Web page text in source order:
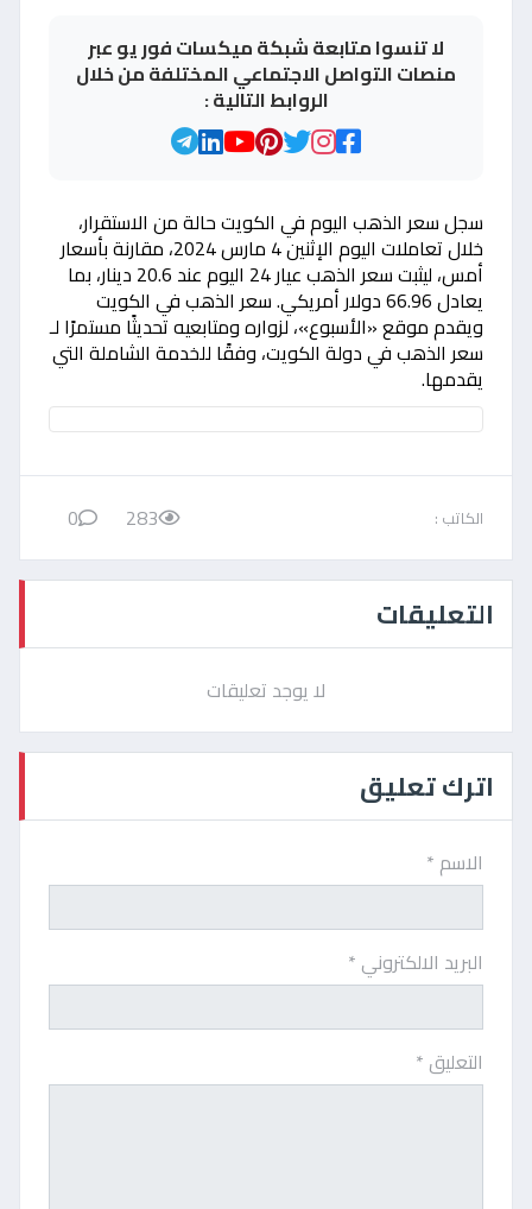
لا تنسوا متابعة شبكة ميكسات فور يو عبر
منصات التواصل الاجتماعي المختلفة من خلال
الروابط التالية :
سجل سعر الذهب اليوم في الكويت حالة من الاستقرار،
خلال تعاملات اليوم الإثنين 4 مارس 2024، مقارنة بأسعار
أمس، ليثبت سعر الذهب عيار 24 اليوم عند 20.6 دينار، بما
يعادل 66.96 دولار أمريكي. سعر الذهب في الكويت
ويقدم موقع «الأسبوع»، لزواره ومتابعيه تحديثًا مستمرًا لـ
سعر الذهب في دولة الكويت، وفقًا للخدمة الشاملة التي
يقدمها.
الكاتب : 283
0
التعليقات
لا يوجد تعليقات
اترك تعليق
الاسم *
البريد الالكتروني *
التعليق *